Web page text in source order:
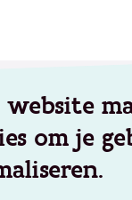
website
om je